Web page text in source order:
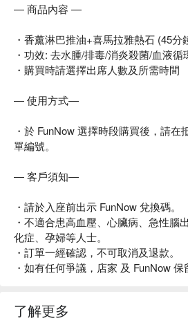
— 商品內容 —
・香薰淋巴推油+喜馬拉雅熱石 (45分
・功效: 去水腫/排毒/消炎殺菌/血液循
・購買時請選擇出席人數及所需時間
— 使用方式—
・於 FunNow 選擇時段購買後，請在
單編號。
— 客戶須知—
・請於入座前出示 FunNow 兌換碼。
・不適合患高血壓、心臟病、急性腦
化症、孕婦等人士。
・訂單一經確認，不可取消及退款。
・如有任何爭議，店家 及 FunNow 保
了解更多